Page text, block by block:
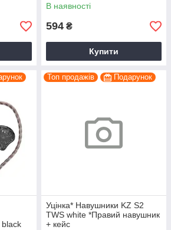
В наявності
594 ₴
Купити
Топ продажів Подарунок
Уцінка* Навушники KZ S2
TWS white *Правий навушник
+ кейс